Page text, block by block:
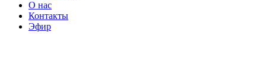
О нас
Контакты
Эфир